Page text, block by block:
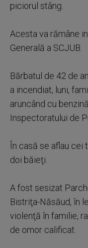
piciorul stâng.
Acesta va rămâne
Generală a SCJUB.
Bărbatul de 42 de
a incendiat, luni,
aruncând cu
Inspectoratului de
În casă se aflau
doi băieţi.
A fost sesizat
Bistriţa-Năsăud, în
violenţă în familie,
de omor calificat.